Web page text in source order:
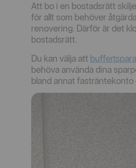
Att bo i en bostadsrätt
för allt som behöver
renovering. Därför är det
bostadsrätt.
Du kan välja att buffertspara
behöva använda dina
bland annat